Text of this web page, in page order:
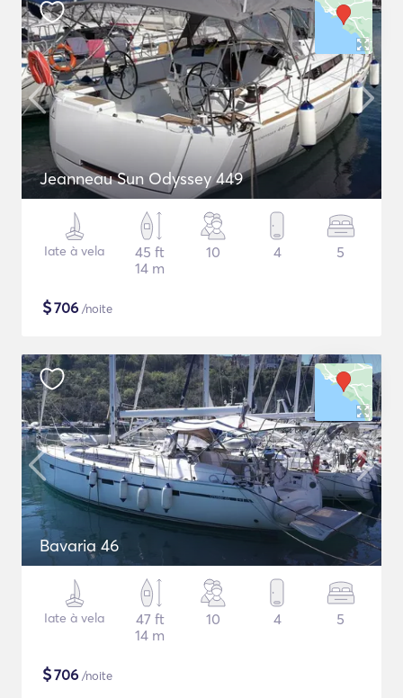
Jeanneau Sun Odyssey 449
Iate à vela
45 ft
14 m
10 4 5
$706 /noite
Bavaria 46
Iate à vela
47 ft
14 m
10 4 5
$706 /noite